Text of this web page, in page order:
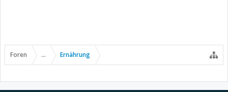
Foren ... Ernährung